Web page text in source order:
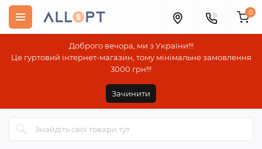
Доброго вечора, ми з України!!!
Це гуртовий інтернет-магазин, тому мінімальне замовлення
3000 грн!!!
Зачинити
0